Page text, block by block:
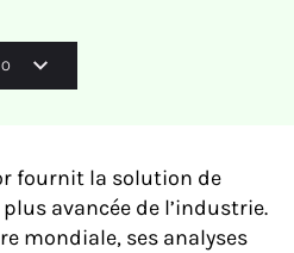
fournit la solution de
avancée de l’industrie.
mondiale, ses analyses